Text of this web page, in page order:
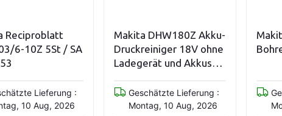
den Warenkorb
Reciproblatt
6-10Z 5St / SA
Lieferung :
10 Aug, 2026
Makita DHW180Z Akku-
Druckreiniger 18V ohne
Ladegerät und Akkus
Geschätzte Lieferung :
Montag, 10 Aug, 2026